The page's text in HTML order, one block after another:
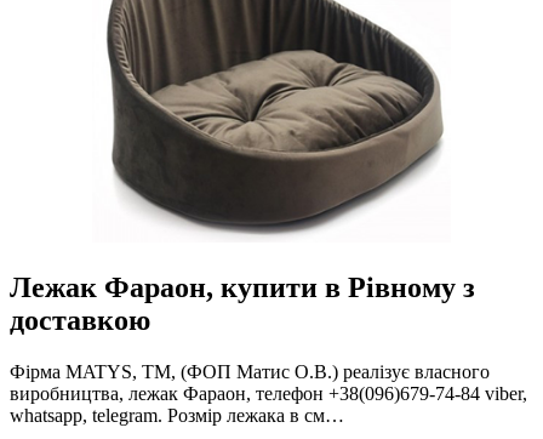
Лежак Фараон, купити в Рівному з
доставкою
Фірма MATYS, ТМ, (ФОП Матис О.В.) реалізує власного
виробництва, лежак Фараон, телефон +38(096)679-74-84 viber,
whatsapp, telegram. Розмір лежака в см…